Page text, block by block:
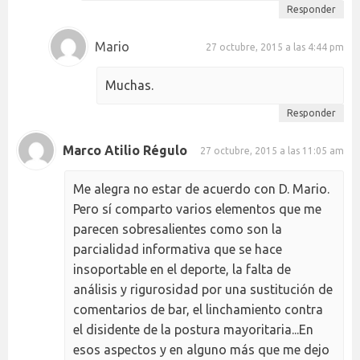
Responder
Mario 27 octubre, 2015 a las 4:44 pm
Muchas.
Responder
Marco Atilio Régulo 27 octubre, 2015 a las 11:05 am
Me alegra no estar de acuerdo con D. Mario.
Pero sí comparto varios elementos que me
parecen sobresalientes como son la
parcialidad informativa que se hace
insoportable en el deporte, la falta de
análisis y rigurosidad por una sustitución de
comentarios de bar, el linchamiento contra
el disidente de la postura mayoritaria...En
esos aspectos y en alguno más que me dejo